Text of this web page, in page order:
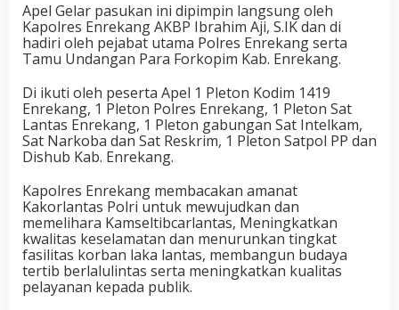
Apel Gelar pasukan ini dipimpin langsung oleh
Kapolres Enrekang AKBP Ibrahim Aji, S.IK dan di
hadiri oleh pejabat utama Polres Enrekang serta
Tamu Undangan Para Forkopim Kab. Enrekang.
Di ikuti oleh peserta Apel 1 Pleton Kodim 1419
Enrekang, 1 Pleton Polres Enrekang, 1 Pleton Sat
Lantas Enrekang, 1 Pleton gabungan Sat Intelkam,
Sat Narkoba dan Sat Reskrim, 1 Pleton Satpol PP dan
Dishub Kab. Enrekang.
Kapolres Enrekang membacakan amanat
Kakorlantas Polri untuk mewujudkan dan
memelihara Kamseltibcarlantas, Meningkatkan
kwalitas keselamatan dan menurunkan tingkat
fasilitas korban laka lantas, membangun budaya
tertib berlalulintas serta meningkatkan kualitas
pelayanan kepada publik.